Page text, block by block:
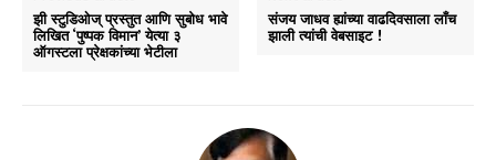
झी स्टुडिओज् प्रस्तुत आणि सुबोध भावे
लिखित ‘पुष्पक विमान’ येत्या ३
ऑगस्टला प्रेक्षकांच्या भेटीला
संजय जाधव ह्यांच्या वाढदिवसाला लाँच
झाली त्यांची वेबसाइट !